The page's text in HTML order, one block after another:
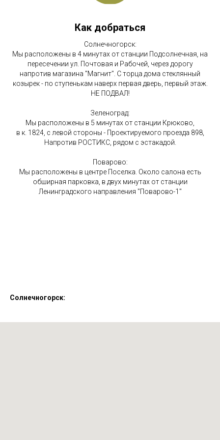
Как добраться
Солнечногорск:
Мы расположены в 4 минутах от станции Подсолнечная, на
пересечении ул. Почтовая и Рабочей, через дорогу
напротив магазина "Магнит". С торца дома стеклянный
козырек - по ступенькам наверх первая дверь, первый этаж.
НЕ ПОДВАЛ!
Зеленоград:
Мы расположены в 5 минутах от станции Крюково,
в к. 1824, с левой стороны - Проектируемого проезда 898,
Напротив РОСТИКС, рядом с эстакадой.
Поварово:
Мы расположены в центре Поселка. Около салона есть
обширная парковка, в двух минутах от станции
Ленинградского направления "Поварово-1"
Солнечногорск: